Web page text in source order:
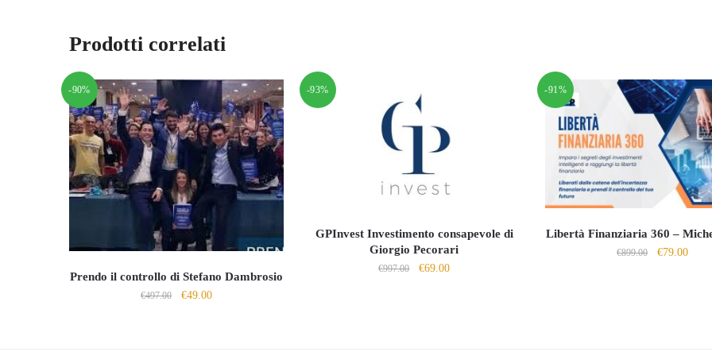
Prodotti correlati
-90%
Prendo il controllo di Stefano Dambrosio
€497.00
Il
€49.00Il
-93%
GPInvest Investimento consapevole di
Giorgio Pecorari
€997.00
Il
€69.00Il
-91%
Libertà Finanziaria 360 –
€899.00
Il
€79.00Il